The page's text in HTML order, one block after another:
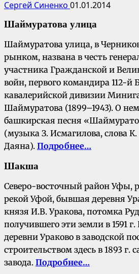
Сергей Синенко 01.01.2014
Шаймуратова улица
Шаймуратова улица, в
рынком, названа в честь
участника Гражданской и
войн, первого командира 112-й
кавалерийской дивизии
Шаймуратова (1899–1943). О
башкирская песня
(музыка З. Исмагилова, слова К.
Даяна). Подробнее…
Шакша
Северо-восточный район Уфы,
рекой Уфой, бывшая деревня
князя И.В. Уракова, потомка
получившего эти земли в 1591
деревни Ураково в заводской
строительством здесь в 1893 г.
завода. Подробнее…